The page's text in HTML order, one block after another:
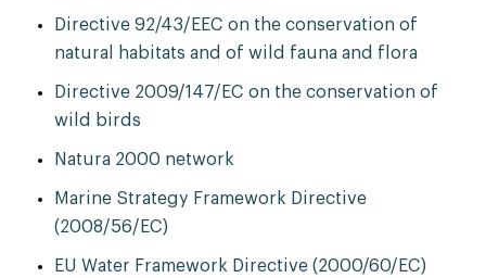
Directive 92/43/EEC on the conservation of
natural habitats and of wild fauna and flora
Directive 2009/147/EC on the conservation of
wild birds
Natura 2000 network
Marine Strategy Framework Directive
(2008/56/EC)
EU Water Framework Directive (2000/60/EC)